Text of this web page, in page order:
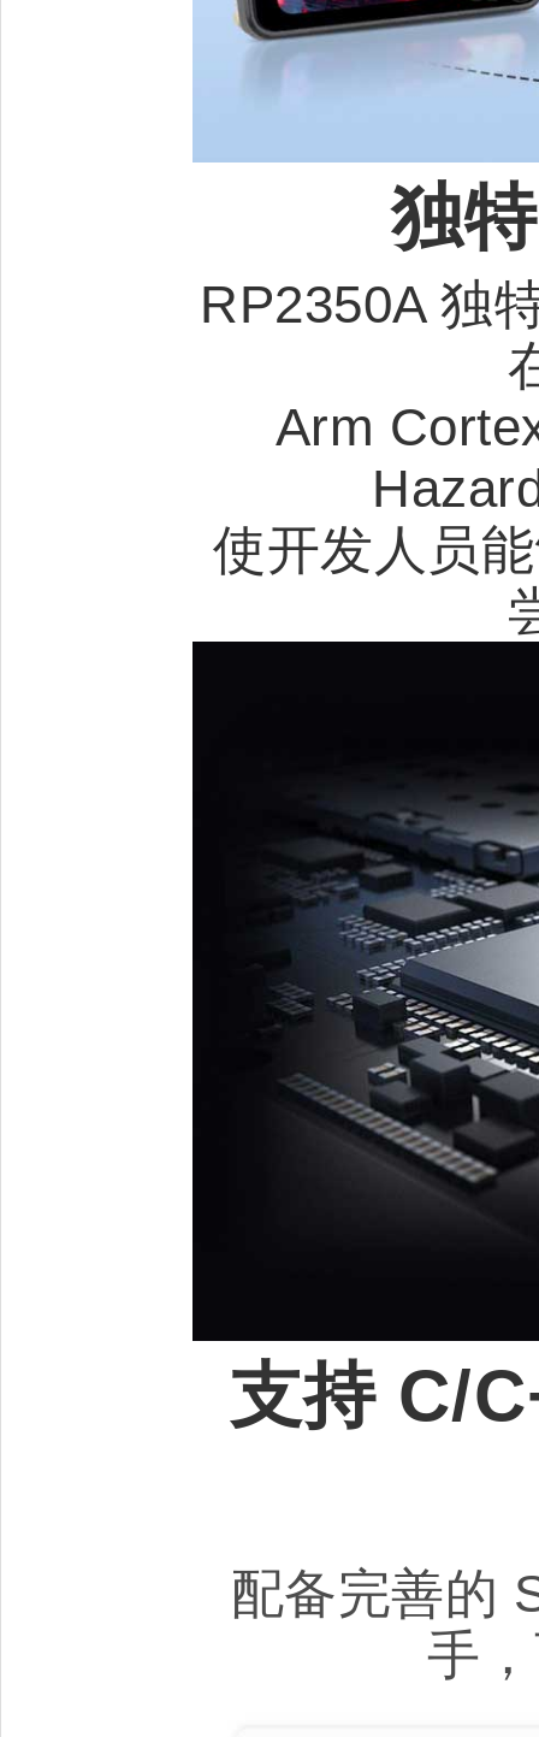
独
RP2350A 独
Arm
使开发人员
支持 C/
配备完善的
手